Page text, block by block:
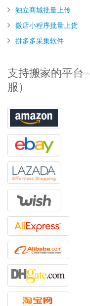
独立商城批量上传
微店小程序批量上货
拼多多采集软件
支持搬家的平台
服）